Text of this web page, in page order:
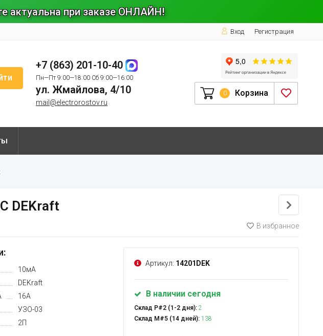
актуальна при заказе ОНЛАЙН!
Вход Регистрация
+7 (863) 201-10-40
Пн—Пт 9:00—18:00 Сб 9:00—16:00
ул. Жмайлова, 4/10
mail@electrorostov.ru
0 Корзина
DEKraft
В избранное
10мA
DEKraft
16А
УЗО-03
2П
Артикул: 14201DEK
В наличии сегодня
Склад Р#2 (1-2 дня): 2
Склад М#5 (14 дней): 138